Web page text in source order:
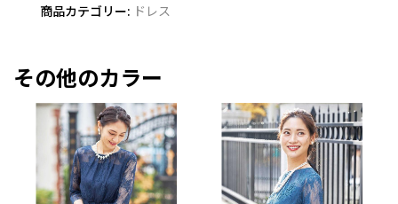
商品カテゴリー: ドレス
その他のカラー